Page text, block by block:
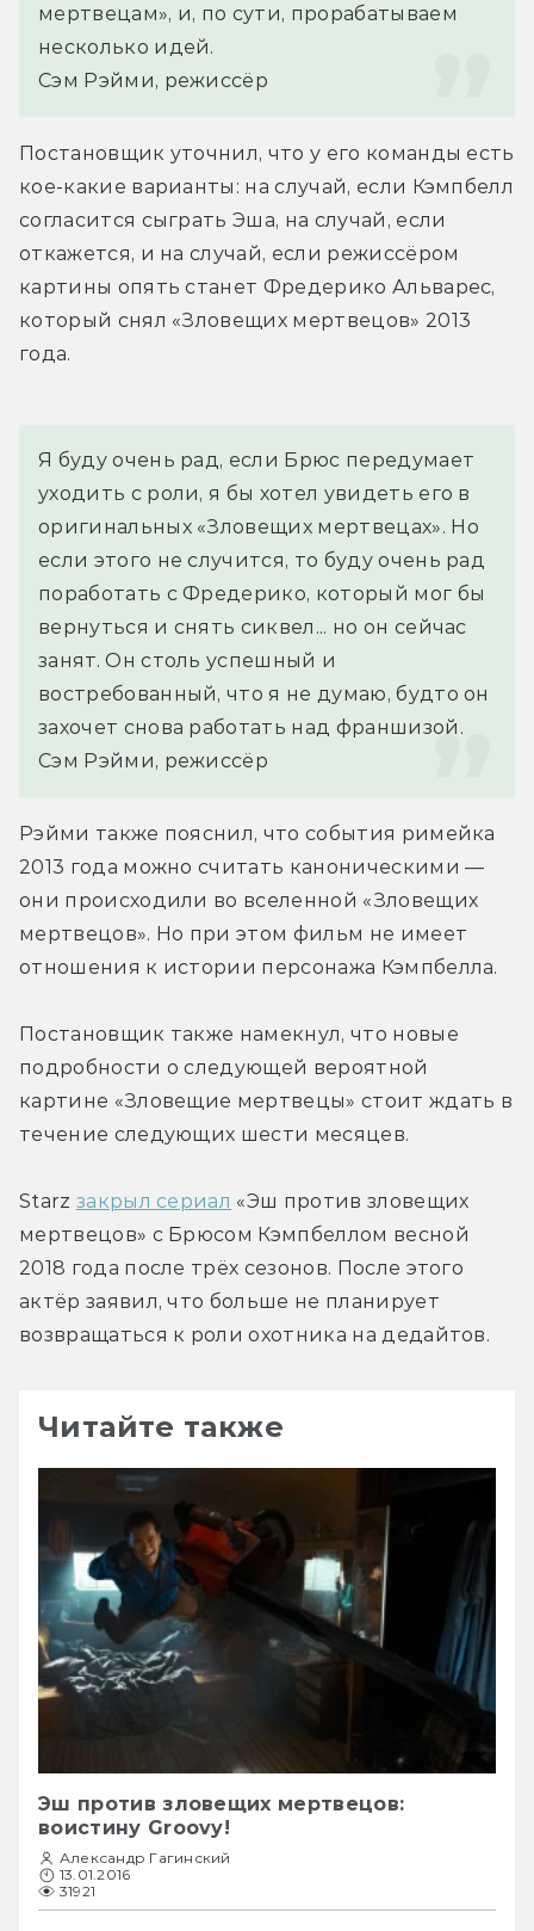
мертвецам», и, по сути, прорабатываем
несколько идей.
Сэм Рэйми, режиссёр
Постановщик уточнил, что у его команды есть
кое-какие варианты: на случай, если Кэмпбелл
согласится сыграть Эша, на случай, если
откажется, и на случай, если режиссёром
картины опять станет Фредерико Альварес,
который снял «Зловещих мертвецов» 2013
года.
Я буду очень рад, если Брюс передумает
уходить с роли, я бы хотел увидеть его в
оригинальных «Зловещих мертвецах». Но
если этого не случится, то буду очень рад
поработать с Фредерико, который мог бы
вернуться и снять сиквел... но он сейчас
занят. Он столь успешный и
востребованный, что я не думаю, будто он
захочет снова работать над франшизой.
Сэм Рэйми, режиссёр
Рэйми также пояснил, что события римейка
2013 года можно считать каноническими —
они происходили во вселенной «Зловещих
мертвецов». Но при этом фильм не имеет
отношения к истории персонажа Кэмпбелла.
Постановщик также намекнул, что новые
подробности о следующей вероятной
картине «Зловещие мертвецы» стоит ждать в
течение следующих шести месяцев.
Starz закрыл сериал «Эш против зловещих
мертвецов» с Брюсом Кэмпбеллом весной
2018 года после трёх сезонов. После этого
актёр заявил, что больше не планирует
возвращаться к роли охотника на дедайтов.
Читайте также
Эш против зловещих мертвецов:
воистину Groovy!
Александр Гагинский
13.01.2016
31921